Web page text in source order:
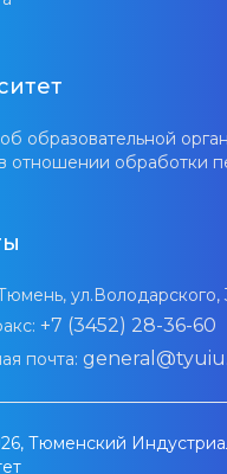
образовательной
отношении обработки
ул.Володарского,
+7 (3452) 28-36-60
почта:
Тюменский